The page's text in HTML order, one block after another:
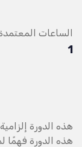
الساعات
1
هذه الدورة
هذه الدورة